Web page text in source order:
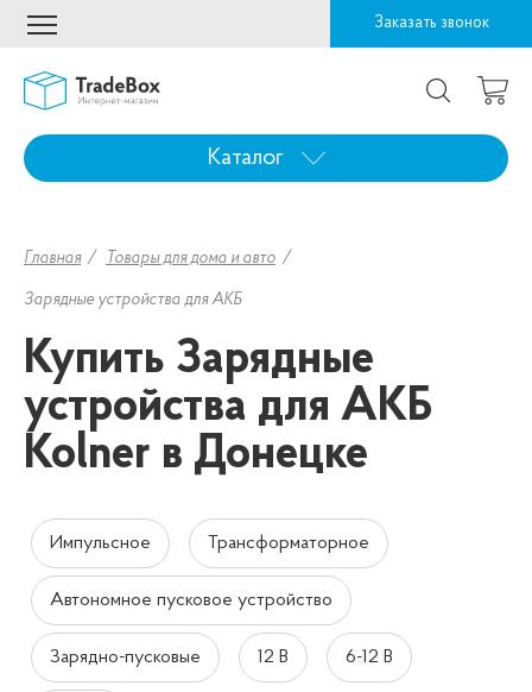
Заказать звонок
Каталог
Главная Товары для дома и авто
Зарядные устройства для АКБ
Купить Зарядные
устройства для АКБ
Kolner в Донецке
Импульсное Трансформаторное
Автономное пусковое устройство
Зарядно-пусковые 12 В 6-12 В